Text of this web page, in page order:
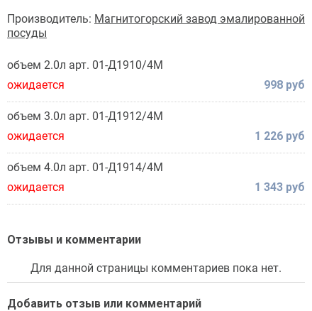
Производитель: Магнитогорский завод эмалированной
посуды
объем 2.0л арт. 01-Д1910/4М
ожидается
998 руб
объем 3.0л арт. 01-Д1912/4М
ожидается
1 226 руб
объем 4.0л арт. 01-Д1914/4М
ожидается
1 343 руб
Отзывы и комментарии
Для данной страницы комментариев пока нет.
Добавить отзыв или комментарий